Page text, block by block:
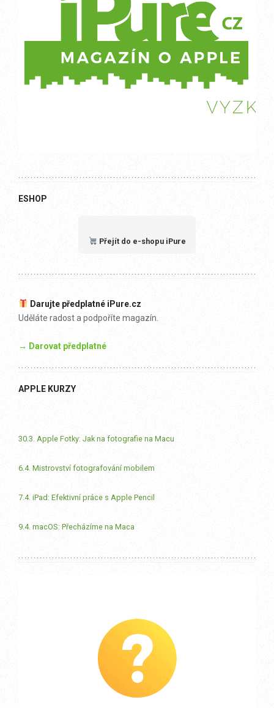
ESHOP
Přejít do e-shopu iPure
Darujte předplatné iPure.cz
Uděláte radost a podpoříte magazín.
→ Darovat předplatné
APPLE KURZY
30.3. Apple Fotky: Jak na fotografie na Macu
6.4. Mistrovství fotografování mobilem
7.4. iPad: Efektivní práce s Apple Pencil
9.4. macOS: Přecházíme na Maca